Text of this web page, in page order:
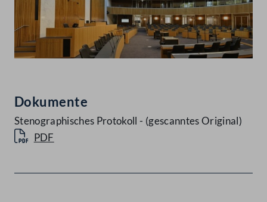
Dokumente
Stenographisches Protokoll - (gescanntes Original)
PDF